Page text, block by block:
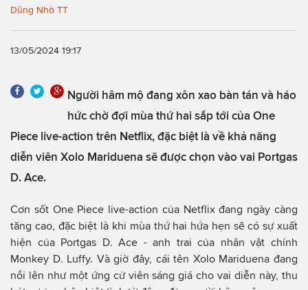
Dũng Nhỏ TT
13/05/2024 19:17
Người hâm mộ đang xôn xao bàn tán và háo
hức chờ đợi mùa thứ hai sắp tới của One
Piece live-action trên Netflix, đặc biệt là về khả năng
diễn viên Xolo Mariduena sẽ được chọn vào vai Portgas
D. Ace.
Cơn sốt One Piece live-action của Netflix đang ngày càng
tăng cao, đặc biệt là khi mùa thứ hai hứa hẹn sẽ có sự xuất
hiện của Portgas D. Ace - anh trai của nhân vật chính
Monkey D. Luffy. Và giờ đây, cái tên Xolo Mariduena đang
nổi lên như một ứng cử viên sáng giá cho vai diễn này, thu